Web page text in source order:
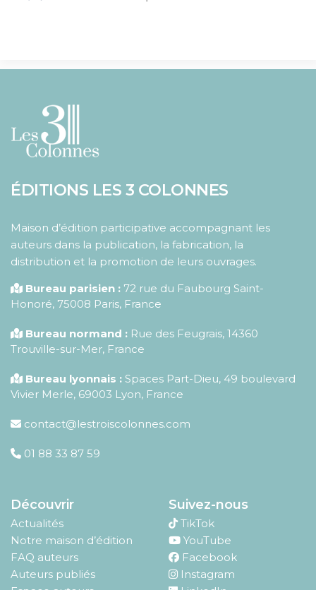
ÉDITIONS LES 3 COLONNES
Maison d’édition participative accompagnant les
auteurs dans la publication, la fabrication, la
distribution et la promotion de leurs ouvrages.
Bureau parisien : 72 rue du Faubourg Saint-
Honoré, 75008 Paris, France
Bureau normand : Rue des Feugrais, 14360
Trouville-sur-Mer, France
Bureau lyonnais : Spaces Part-Dieu, 49 boulevard
Vivier Merle, 69003 Lyon, France
contact@lestroiscolonnes.com
01 88 33 87 59
Découvrir
Actualités
Notre maison d’édition
FAQ auteurs
Auteurs publiés
Suivez-nous
TikTok
YouTube
Facebook
Instagram